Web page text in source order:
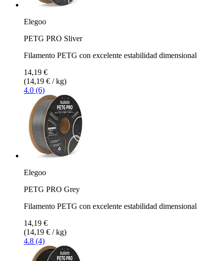
Elegoo
PETG PRO Sliver
Filamento PETG con excelente estabilidad dimensional
14,19 €
(14,19 € / kg)
4.0 (6)
Elegoo
PETG PRO Grey
Filamento PETG con excelente estabilidad dimensional
14,19 €
(14,19 € / kg)
4.8 (4)